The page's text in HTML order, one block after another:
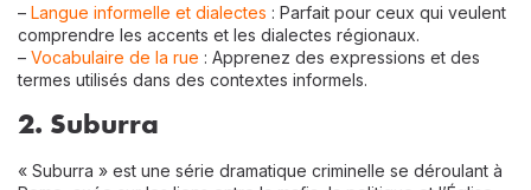
– Langue informelle et dialectes : Parfait pour ceux qui veulent
comprendre les accents et les dialectes régionaux.
– Vocabulaire de la rue : Apprenez des expressions et des
termes utilisés dans des contextes informels.
2. Suburra
« Suburra » est une série dramatique criminelle se déroulant à